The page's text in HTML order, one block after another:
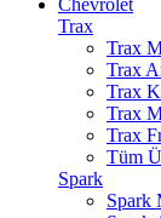
Chevrolet
Trax
Trax
Trax
Trax
Trax
Trax
Tüm
Spark
Spark